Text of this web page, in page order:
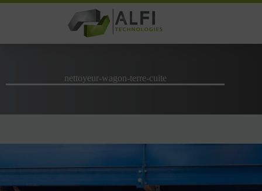
Passer
nettoyeur-wagon-terre-cuite